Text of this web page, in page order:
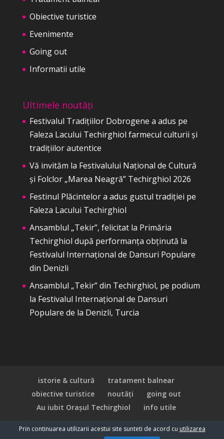
Obiective turistice
Evenimente
Going out
Informatii utile
Ultimele noutăți
Festivalul Tradițiilor Dobrogene a adus pe
Faleza Lacului Techirghiol farmecul culturii și
tradițiilor autentice
Vă invităm la Festivalului Național de Cultură
și Folclor „Marea Neagră” Techirghiol 2026
Festinul Plăcintelor a adus gustul tradiției pe
Faleza Lacului Techirghiol
Ansamblul „Tekir”, felicitat la Primăria
Techirghiol după performanța obținută la
Festivalul Internațional de Dansuri Populare
din Denizli
Ansamblul „Tekir” din Techirghiol, pe podium
la Festivalul Internațional de Dansuri
Populare de la Denizli, Turcia
istorie & cultură
tratament balnear
obiective turistice
noutăți
going out
Au iubit Orașul Techirghiol
info utile
Prin continuarea utilizarii acestui site sunteti de acord cu utilizarea